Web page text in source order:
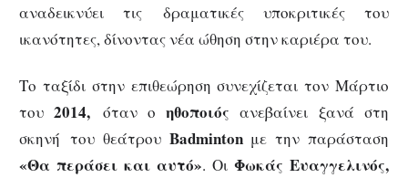
αναδεικνύει τις δραματικές υποκριτικές του
ικανότητες, δίνοντας νέα ώθηση στην καριέρα του.
Το ταξίδι στην επιθεώρηση συνεχίζεται τον Μάρτιο
του2014, όταν οηθοποιός ανεβαίνει ξανά στη
σκηνή του θεάτρου Badmintonμε την παράσταση
«Θα περάσει και αυτό». Οι Φωκάς Ευαγγελινός,